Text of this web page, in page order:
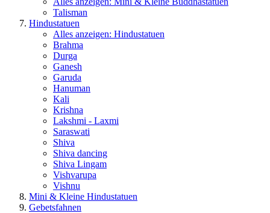
Talisman
Hindustatuen
Alles anzeigen: Hindustatuen
Brahma
Durga
Ganesh
Garuda
Hanuman
Kali
Krishna
Lakshmi - Laxmi
Saraswati
Shiva
Shiva dancing
Shiva Lingam
Vishvarupa
Vishnu
Mini & Kleine Hindustatuen
Gebetsfahnen